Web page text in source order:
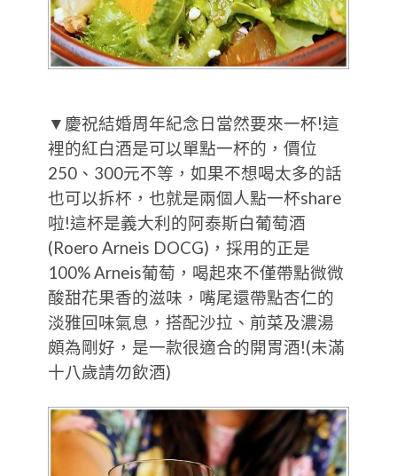
▼慶祝結婚周年紀念日當然要來一杯!這
裡的紅白酒是可以單點一杯的，價位
250、300元不等，如果不想喝太多的話
也可以拆杯，也就是兩個人點一杯share
啦!這杯是義大利的阿泰斯白葡萄酒
(Roero Arneis DOCG)，採用的正是
100% Arneis葡萄，喝起來不僅帶點微微
酸甜花果香的滋味，嘴尾還帶點杏仁的
淡雅回味氣息，搭配沙拉、前菜及濃湯
頗為剛好，是一款很適合的開胃酒!(未滿
十八歲請勿飲酒)